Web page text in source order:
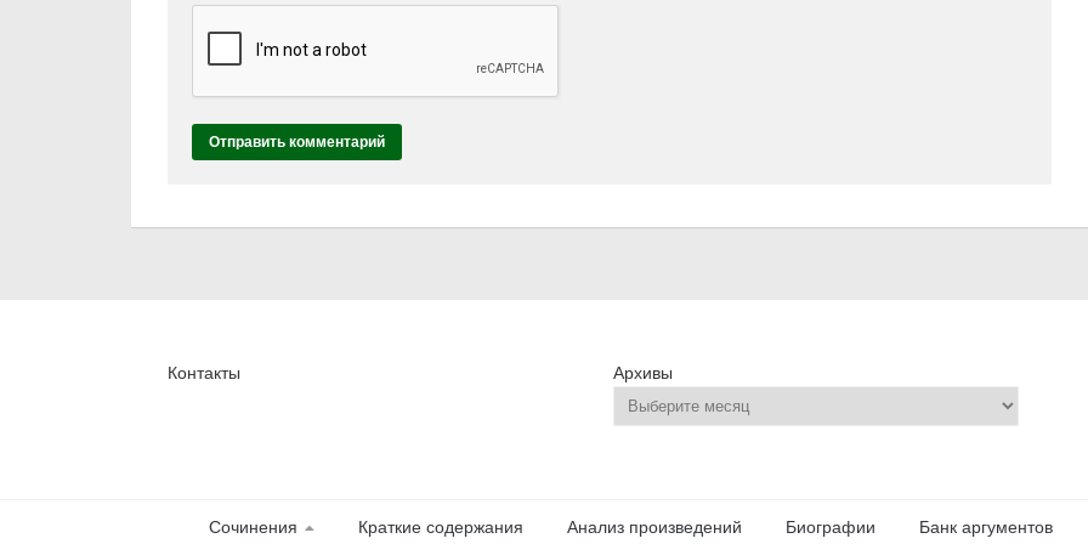
Контакты Архивы
Сочинения Краткие содержания Анализ произведений Биографии Банк аргументов